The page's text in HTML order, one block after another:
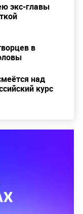
экс-главы
в
над
курс